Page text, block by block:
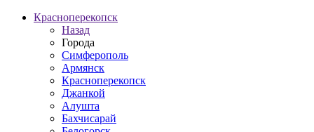
Красноперекопск
Назад
Города
Симферополь
Армянск
Красноперекопск
Джанкой
Алушта
Бахчисарай